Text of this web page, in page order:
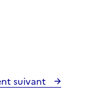
suivant